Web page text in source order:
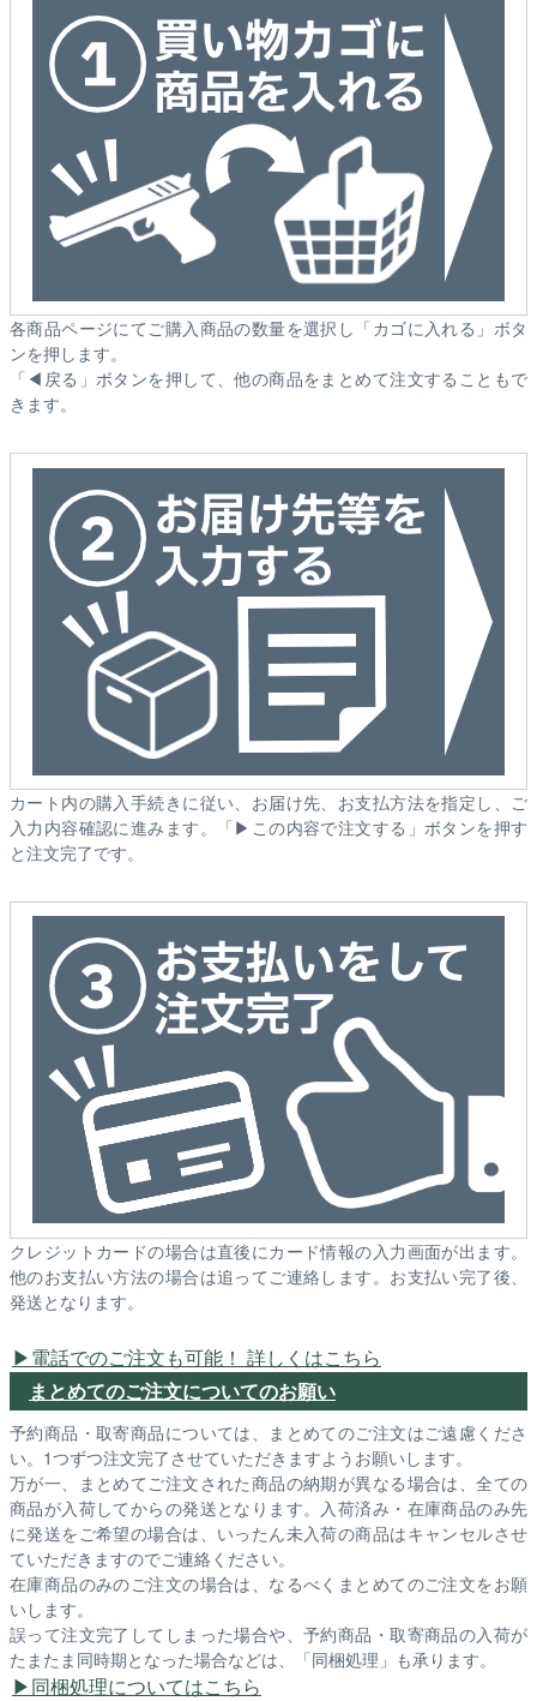
各商品ページにてご購入商品の数量を選択し「カゴに入れる」ボタ
ンを押します。
「◀戻る」ボタンを押して、他の商品をまとめて注文することもで
きます。
カート内の購入手続きに従い、お届け先、お支払方法を指定し、ご
入力内容確認に進みます。「▶この内容で注文する」ボタンを押す
と注文完了です。
クレジットカードの場合は直後にカード情報の入力画面が出ます。
他のお支払い方法の場合は追ってご連絡します。お支払い完了後、
発送となります。
電話でのご注文も可能！ 詳しくはこちら
まとめてのご注文についてのお願い
予約商品・取寄商品については、まとめてのご注文はご遠慮くださ
い。1つずつ注文完了させていただきますようお願いします。
万が一、まとめてご注文された商品の納期が異なる場合は、全ての
商品が入荷してからの発送となります。入荷済み・在庫商品のみ先
に発送をご希望の場合は、いったん未入荷の商品はキャンセルさせ
ていただきますのでご連絡ください。
在庫商品のみのご注文の場合は、なるべくまとめてのご注文をお願
いします。
誤って注文完了してしまった場合や、予約商品・取寄商品の入荷が
たまたま同時期となった場合などは、「同梱処理」も承ります。
同梱処理についてはこちら